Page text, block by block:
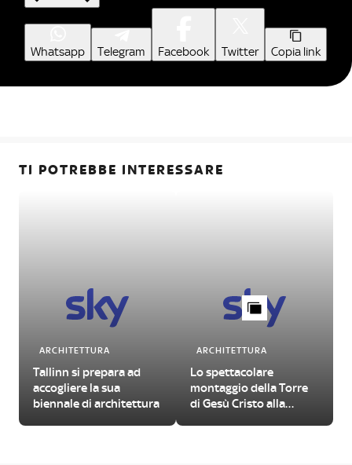
Whatsapp Telegram Facebook Twitter Copia link
TI POTREBBE INTERESSARE
ARCHITETTURA
Tallinn si prepara ad
accogliere la sua
biennale di architettura
ARCHITETTURA
Lo spettacolare
montaggio della Torre
di Gesù Cristo alla